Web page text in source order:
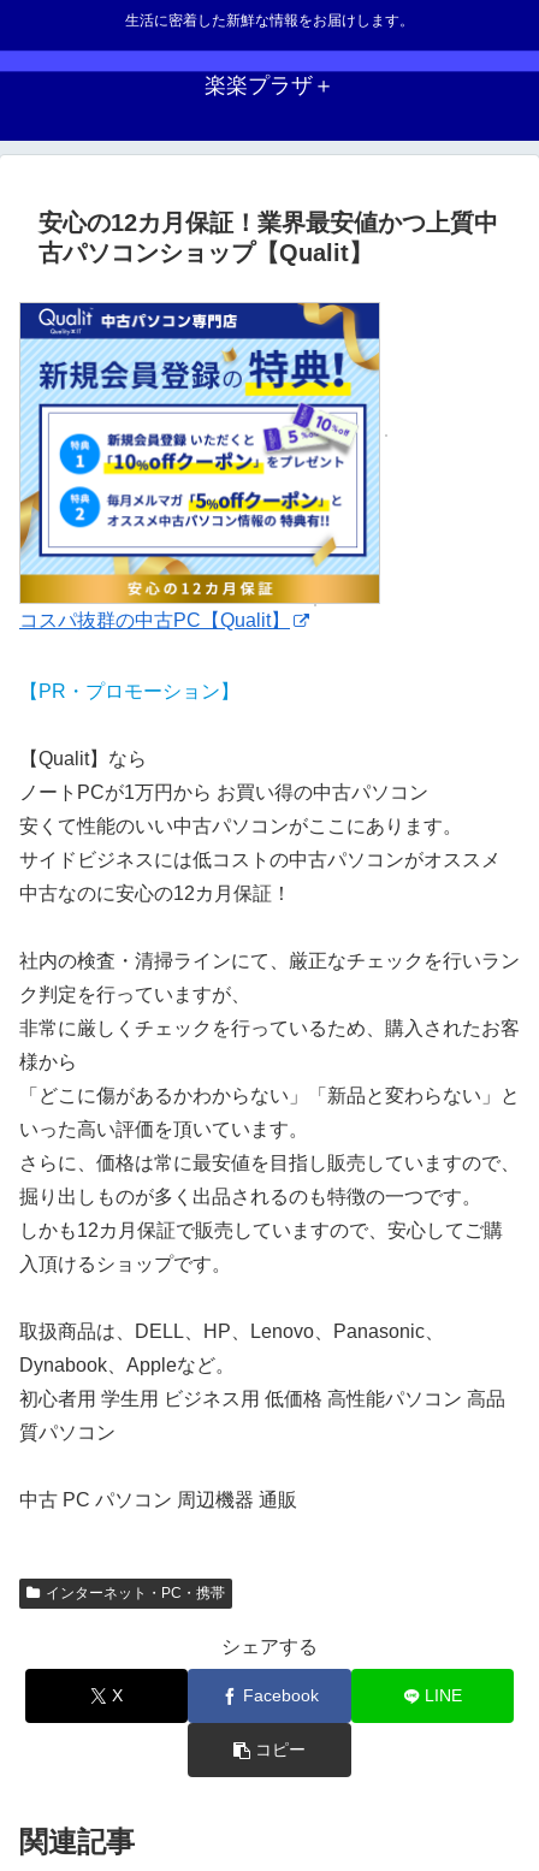
生活に密着した新鮮な情報をお届けします。
楽楽プラザ＋
安心の12カ月保証！業界最安値かつ上質中
古パソコンショップ【Qualit】
コスパ抜群の中古PC【Qualit】
【PR・プロモーション】
【Qualit】なら
ノートPCが1万円から お買い得の中古パソコン
安くて性能のいい中古パソコンがここにあります。
サイドビジネスには低コストの中古パソコンがオススメ
中古なのに安心の12カ月保証！
社内の検査・清掃ラインにて、厳正なチェックを行いラン
ク判定を行っていますが、
非常に厳しくチェックを行っているため、購入されたお客
様から
「どこに傷があるかわからない」「新品と変わらない」と
いった高い評価を頂いています。
さらに、価格は常に最安値を目指し販売していますので、
掘り出しものが多く出品されるのも特徴の一つです。
しかも12カ月保証で販売していますので、安心してご購
入頂けるショップです。
取扱商品は、DELL、HP、Lenovo、Panasonic、
Dynabook、Appleなど。
初心者用 学生用 ビジネス用 低価格 高性能パソコン 高品
質パソコン
中古 PC パソコン 周辺機器 通販
インターネット・PC・携帯
シェアする
X Facebook LINE
コピー
関連記事